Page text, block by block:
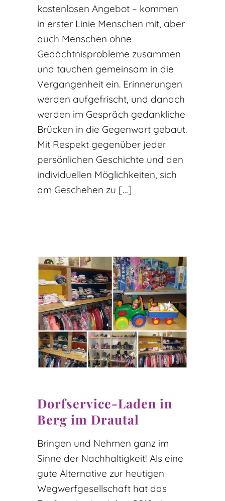
kostenlosen Angebot – kommen
in erster Linie Menschen mit, aber
auch Menschen ohne
Gedächtnisprobleme zusammen
und tauchen gemeinsam in die
Vergangenheit ein. Erinnerungen
werden aufgefrischt, und danach
werden im Gespräch gedankliche
Brücken in die Gegenwart gebaut.
Mit Respekt gegenüber jeder
persönlichen Geschichte und den
individuellen Möglichkeiten, sich
am Geschehen zu […]
Dorfservice-Laden in
Berg im Drautal
Bringen und Nehmen ganz im
Sinne der Nachhaltigkeit! Als eine
gute Alternative zur heutigen
Wegwerfgesellschaft hat das